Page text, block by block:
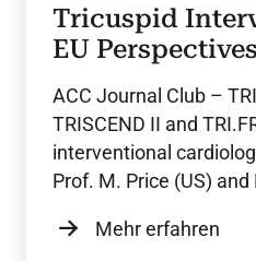
Tricuspid
EU Perspectives
ACC Journal Club –
TRISCEND II and
interventional
Prof. M. Price (US) and
Mehr erfahren